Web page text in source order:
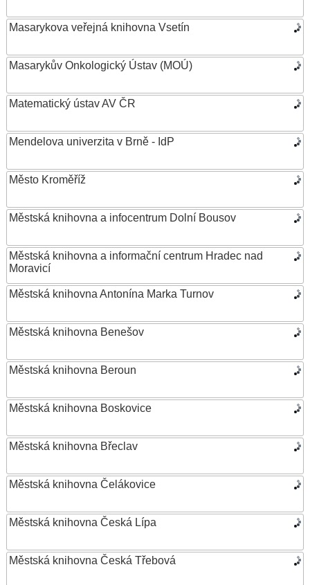
Masarykova veřejná knihovna Vsetín
Masarykův Onkologický Ústav (MOÚ)
Matematický ústav AV ČR
Mendelova univerzita v Brně - IdP
Město Kroměříž
Městská knihovna a infocentrum Dolní Bousov
Městská knihovna a informační centrum Hradec nad
Moravicí
Městská knihovna Antonína Marka Turnov
Městská knihovna Benešov
Městská knihovna Beroun
Městská knihovna Boskovice
Městská knihovna Břeclav
Městská knihovna Čelákovice
Městská knihovna Česká Lípa
Městská knihovna Česká Třebová